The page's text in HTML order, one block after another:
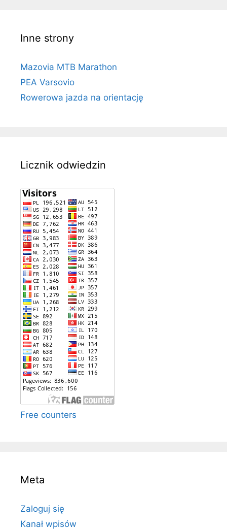
Inne strony
Mazovia MTB Marathon
PEA Varsovio
Rowerowa jazda na orientację
Licznik odwiedzin
Free counters
Meta
Zaloguj się
Kanał wpisów